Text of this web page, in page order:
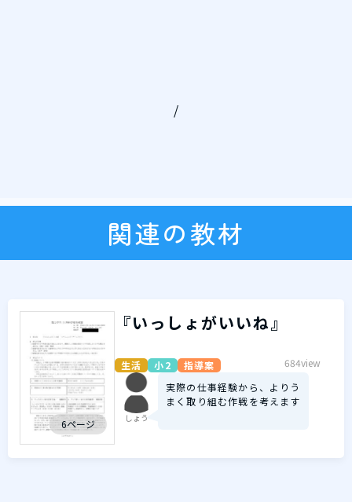
/
関連の教材
6ページ
『いっしょがいいね』
生活 小2 指導案 684view
しょう
実際の仕事経験から、よりう
まく取り組む作戦を考えます